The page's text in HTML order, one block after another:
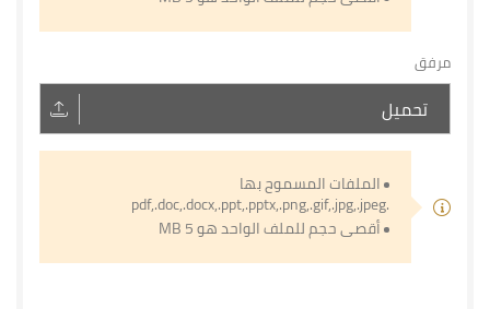
مرفق
تحميل
الملفات المسموح بها
.pdf,.doc,.docx,.ppt,.pptx,.png,.gif,.jpg,.jpeg
أقصى حجم للملف الواحد هو 5 MB